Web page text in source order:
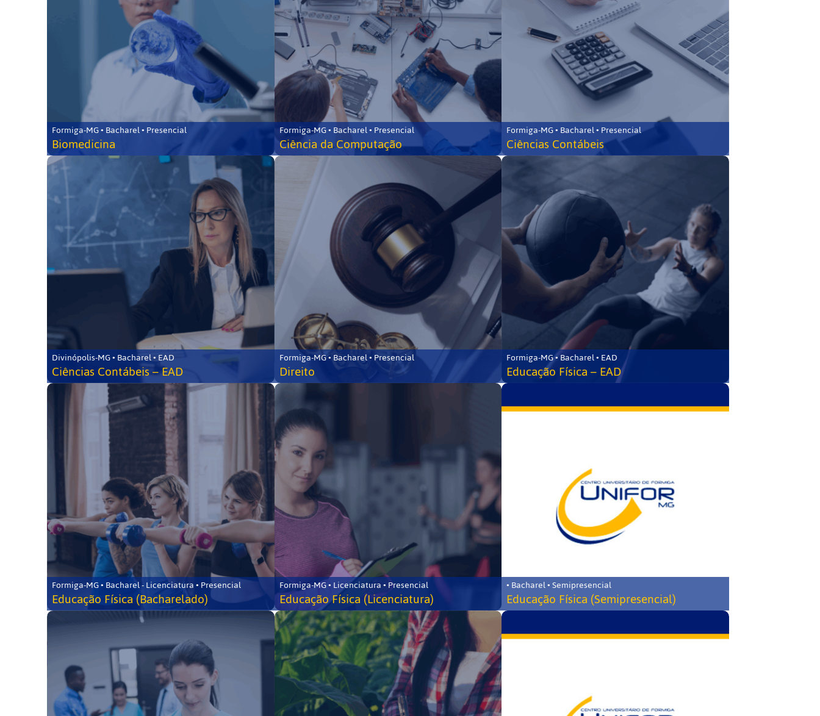
Formiga-MG • Bacharel • Presencial
Biomedicina
Formiga-MG • Bacharel • Presencial
Ciência da Computação
Formiga-MG • Bacharel • Presencial
Ciências Contábeis
Divinópolis-MG • Bacharel • EAD
Ciências Contábeis – EAD
Formiga-MG • Bacharel • Presencial
Direito
Formiga-MG • Bacharel • EAD
Educação Física – EAD
Formiga-MG • Bacharel - Licenciatura • Presencial
Educação Física (Bacharelado)
Formiga-MG • Licenciatura • Presencial
Educação Física (Licenciatura)
• Bacharel • Semipresencial
Educação Física (Semipresencial)